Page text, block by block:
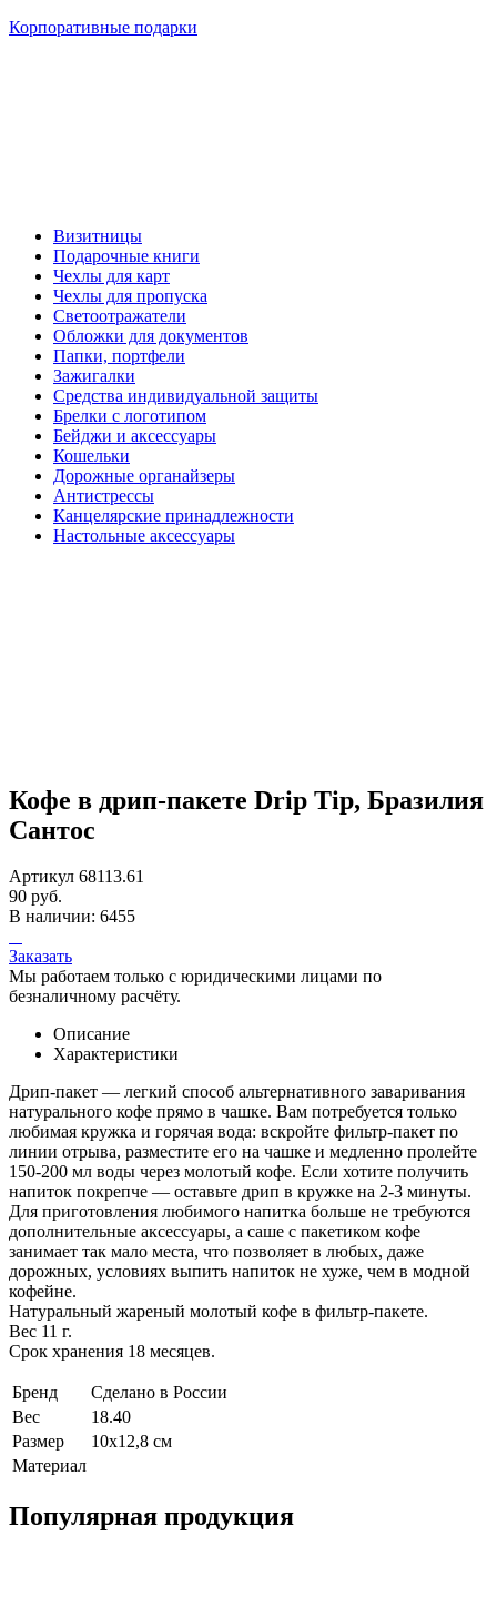
Корпоративные подарки
Визитницы
Подарочные книги
Чехлы для карт
Чехлы для пропуска
Светоотражатели
Обложки для документов
Папки, портфели
Зажигалки
Средства индивидуальной защиты
Брелки с логотипом
Бейджи и аксессуары
Кошельки
Дорожные органайзеры
Антистрессы
Канцелярские принадлежности
Настольные аксессуары
Кофе в дрип-пакете Drip Tip, Бразилия
Сантос
Артикул 68113.61
90 руб.
В наличии: 6455
Заказать
Мы работаем только с юридическими лицами по
безналичному расчёту.
Описание
Характеристики
Дрип-пакет — легкий способ альтернативного заваривания
натурального кофе прямо в чашке. Вам потребуется только
любимая кружка и горячая вода: вскройте фильтр-пакет по
линии отрыва, разместите его на чашке и медленно пролейте
150-200 мл воды через молотый кофе. Если хотите получить
напиток покрепче — оставьте дрип в кружке на 2-3 минуты.
Для приготовления любимого напитка больше не требуются
дополнительные аксессуары, а саше с пакетиком кофе
занимает так мало места, что позволяет в любых, даже
дорожных, условиях выпить напиток не хуже, чем в модной
кофейне.
Натуральный жареный молотый кофе в фильтр-пакете.
Вес 11 г.
Срок хранения 18 месяцев.
Бренд
Сделано в России
Вес
18.40
Размер
10х12,8 см
Материал
Популярная продукция